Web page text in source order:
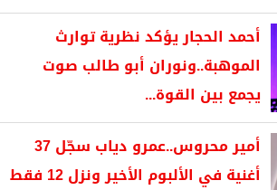
أحمد الحجار يؤكد نظرية توارث
الموهبة..ونوران أبو طالب صوت
يجمع بين القوة...
أمير محروس..عمرو دياب سجّل 37
أغنية في الألبوم الأخير ونزل 12 فقط